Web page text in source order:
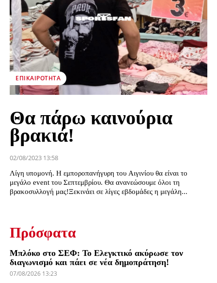
ΕΠΙΚΑΙΡΌΤΗΤΑ
Θα πάρω καινούρια
βρακιά!
02/08/2023 13:58
Λίγη υπομονή. Η εμποροπανήγυρη του Αιγινίου θα είναι το
μεγάλο event του Σεπτεμβρίου. Θα ανανεώσουμε όλοι τη
βρακοσυλλογή μας!Ξεκινάει σε λίγες εβδομάδες η μεγάλη...
Πρόσφατα
Μπλόκο στο ΣΕΦ: Το Ελεγκτικό ακύρωσε τον
διαγωνισμό και πάει σε νέα δημοπράτηση!
07/08/2026 13:23